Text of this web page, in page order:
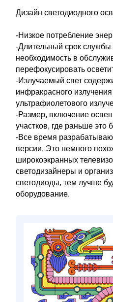
Дизайн светодиодного
-Низкое потребление
-Длительный срок
необходимость в
перефокусировать
-Излучаемый свет
инфракрасного
ультрафиолетового
-Размер, включение
участков, где раньше это
-Все время
версии. Это немного
широкоэкранных
светодизайнеры и
светодиоды, тем лучше
оборудование.